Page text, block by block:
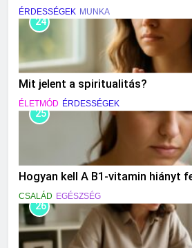
ÉRDESSÉGEK MUNKA
24
Mit jelent a spiritualitás?
ÉLETMÓD ÉRDESSÉGEK
25
Hogyan kell A B1-vitamin hiányt
CSALÁD EGÉSZSÉG
26